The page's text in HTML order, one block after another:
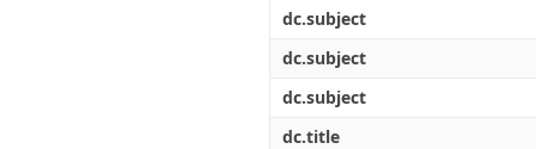
dc.subject
dc.subject
dc.subject
dc.title